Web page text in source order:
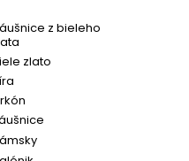
z bieleho
zlato